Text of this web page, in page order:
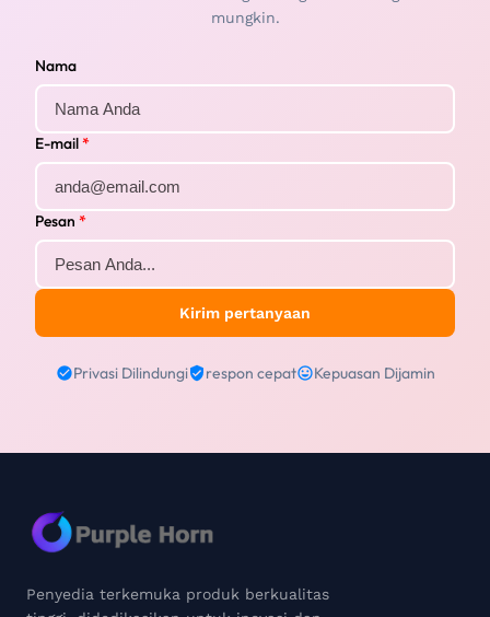
mungkin.
Nama
E-mail*
Pesan *
Kirim pertanyaan
Privasi Dilindungi respon cepat Kepuasan Dijamin
Penyedia terkemuka produk berkualitas